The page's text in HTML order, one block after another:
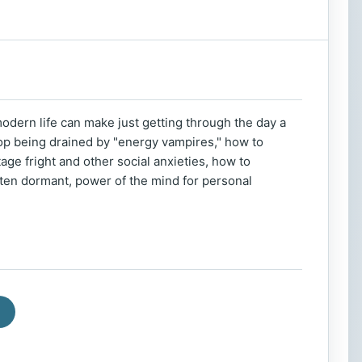
life can make just getting through the day a
being drained by "energy vampires," how to
fright and other social anxieties, how to
dormant, power of the mind for personal